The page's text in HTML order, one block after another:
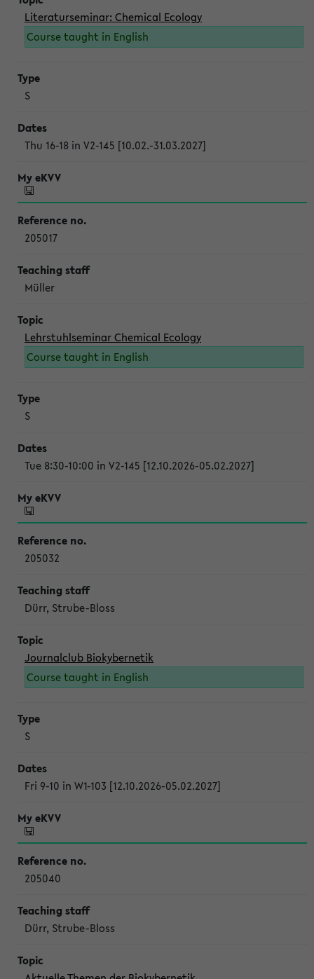
Literaturseminar: Chemical Ecology
Course taught in English
S
Thu 16-18 in V2-145 [10.02.-31.03.2027]
205017
Müller
Lehrstuhlseminar Chemical Ecology
Course taught in English
S
Tue 8:30-10:00 in V2-145 [12.10.2026-05.02.2027]
205032
Dürr, Strube-Bloss
Journalclub Biokybernetik
Course taught in English
S
Fri 9-10 in W1-103 [12.10.2026-05.02.2027]
205040
Dürr, Strube-Bloss